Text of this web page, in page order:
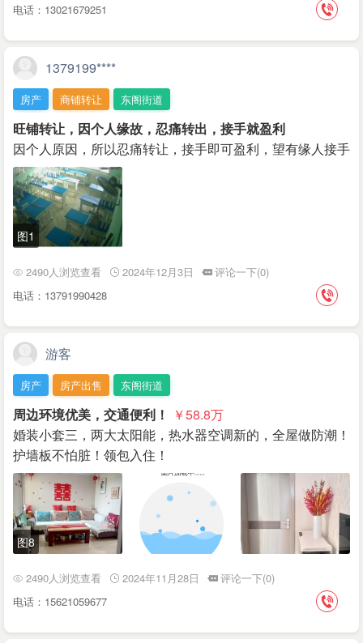
电话：13021679251
1379199****
房产 商铺转让 东阁街道
旺铺转让，因个人缘故，忍痛转出，接手就盈利
因个人原因，所以忍痛转让，接手即可盈利，望有缘人接手
图1
2490人浏览查看 2024年12月3日
评论一下(0)
电话：13791990428
游客
房产 房产出售 东阁街道
周边环境优美，交通便利！ ￥58.8万
婚装小套三，两大太阳能，热水器空调新的，全屋做防潮！
护墙板不怕脏！领包入住！
图8
2490人浏览查看 2024年11月28日
评论一下(0)
电话：15621059677